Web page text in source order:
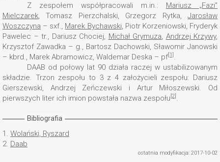
Z zespołem współpracowali m.in.: Mariusz „Fazi”
Mielczarek, Tomasz Pierzchalski, Grzegorz Rytka, Jarosław
Woszczyna – sxf., Marek Bychawski, Piotr Korzeniowski, Fryderyk
Pawelec – tr., Dariusz Chociej, Michał Grymuza, Andrzej Krzywy,
Krzysztof Zawadka – g., Bartosz Dachowski, Sławomir Janowski
– kbrd., Marek Abramowicz, Waldemar Deska – pf[1] .
DAAB od połowy lat 90 działa raczej w ustabilizowanym
składzie. Trzon zespołu to 3 z 4 założycieli zespołu: Dariusz
Gierszewski, Andrzej Zeńczewski i Artur Miłoszewski. Od
pierwszych liter ich imion powstała nazwa zespołu [2] .
Bibliografia
1. Wolański, Ryszard
2. Daab
ostatnia modyfikacja: 2017-10-02